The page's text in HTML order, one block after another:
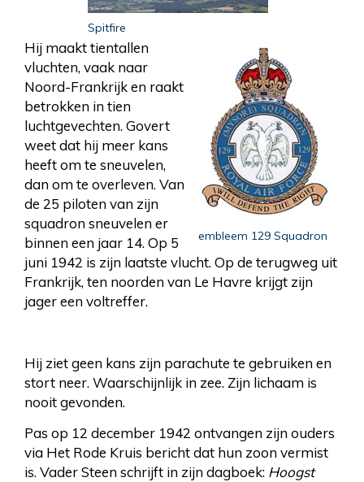
Spitfire
embleem 129 Squadron
Hij maakt tientallen
vluchten, vaak naar
Noord-Frankrijk en raakt
betrokken in tien
luchtgevechten. Govert
weet dat hij meer kans
heeft om te sneuvelen,
dan om te overleven. Van
de 25 piloten van zijn
squadron sneuvelen er
binnen een jaar 14. Op 5
juni 1942 is zijn laatste vlucht. Op de terugweg uit
Frankrijk, ten noorden van Le Havre krijgt zijn
jager een voltreffer.
Hij ziet geen kans zijn parachute te gebruiken en
stort neer. Waarschijnlijk in zee. Zijn lichaam is
nooit gevonden.
Pas op 12 december 1942 ontvangen zijn ouders
via Het Rode Kruis bericht dat hun zoon vermist
is. Vader Steen schrijft in zijn dagboek: Hoogst